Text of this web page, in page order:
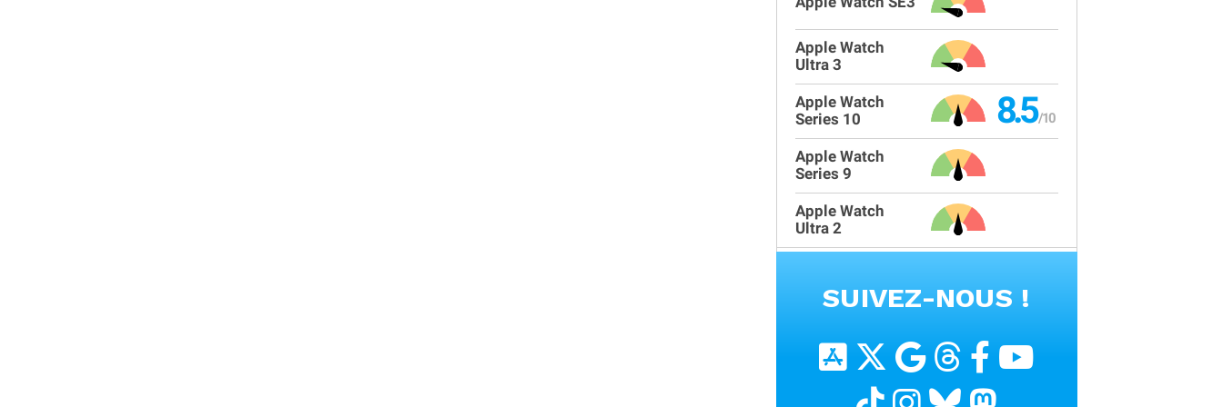
Apple Watch
Ultra 3
Apple Watch
Series 10
8.5
Apple Watch
Series 9
Apple Watch
Ultra 2
SUIVEZ-NOUS !